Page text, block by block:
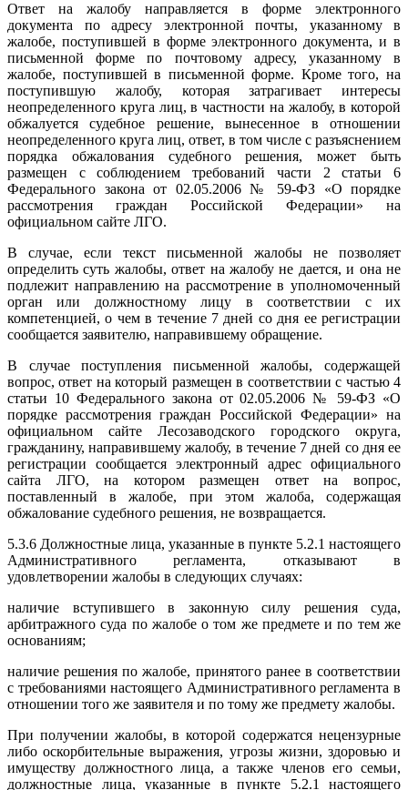
Ответ на жалобу направляется в форме электронного
документа по адресу электронной почты, указанному в
жалобе, поступившей в форме электронного документа, и в
письменной форме по почтовому адресу, указанному в
жалобе, поступившей в письменной форме. Кроме того, на
поступившую жалобу, которая затрагивает интересы
неопределенного круга лиц, в частности на жалобу, в которой
обжалуется судебное решение, вынесенное в отношении
неопределенного круга лиц, ответ, в том числе с разъяснением
порядка обжалования судебного решения, может быть
размещен с соблюдением требований части 2 статьи 6
Федерального закона от 02.05.2006 № 59-ФЗ «О порядке
рассмотрения граждан Российской Федерации» на
официальном сайте ЛГО.
В случае, если текст письменной жалобы не позволяет
определить суть жалобы, ответ на жалобу не дается, и она не
подлежит направлению на рассмотрение в уполномоченный
орган или должностному лицу в соответствии с их
компетенцией, о чем в течение 7 дней со дня ее регистрации
сообщается заявителю, направившему обращение.
В случае поступления письменной жалобы, содержащей
вопрос, ответ на который размещен в соответствии с частью 4
статьи 10 Федерального закона от 02.05.2006 № 59-ФЗ «О
порядке рассмотрения граждан Российской Федерации» на
официальном сайте Лесозаводского городского округа,
гражданину, направившему жалобу, в течение 7 дней со дня ее
регистрации сообщается электронный адрес официального
сайта ЛГО, на котором размещен ответ на вопрос,
поставленный в жалобе, при этом жалоба, содержащая
обжалование судебного решения, не возвращается.
5.3.6 Должностные лица, указанные в пункте 5.2.1 настоящего
Административного регламента, отказывают в
удовлетворении жалобы в следующих случаях:
наличие вступившего в законную силу решения суда,
арбитражного суда по жалобе о том же предмете и по тем же
основаниям;
наличие решения по жалобе, принятого ранее в соответствии
с требованиями настоящего Административного регламента в
отношении того же заявителя и по тому же предмету жалобы.
При получении жалобы, в которой содержатся нецензурные
либо оскорбительные выражения, угрозы жизни, здоровью и
имуществу должностного лица, а также членов его семьи,
должностные лица, указанные в пункте 5.2.1 настоящего